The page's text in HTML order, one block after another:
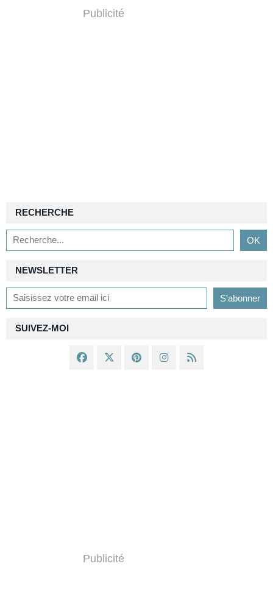
Publicité
NEWSLETTER
SUIVEZ-MOI
RECHERCHE
Publicité